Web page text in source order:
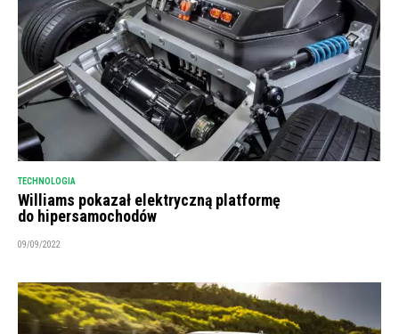
TECHNOLOGIA
Williams pokazał elektryczną platformę
do hipersamochodów
09/09/2022